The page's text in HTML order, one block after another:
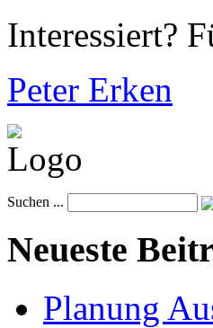
Interessiert?
Peter Erken
Suchen ...
Neueste
Planung